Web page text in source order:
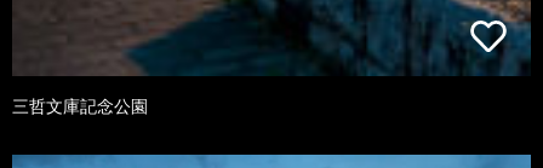
三哲文庫記念公園